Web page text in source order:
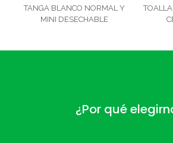
TANGA BLANCO NORMAL Y
MINI DESECHABLE
¿Por qué